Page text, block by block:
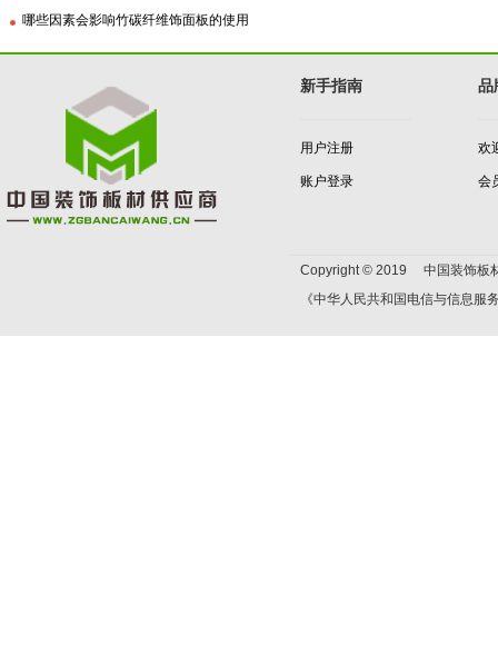
哪些因素会影响竹碳纤维饰面板的使用
新手指南
用户注册
账户登录
品
欢
会
Copyright © 2019 中国装饰板
《中华人民共和国电信与信息